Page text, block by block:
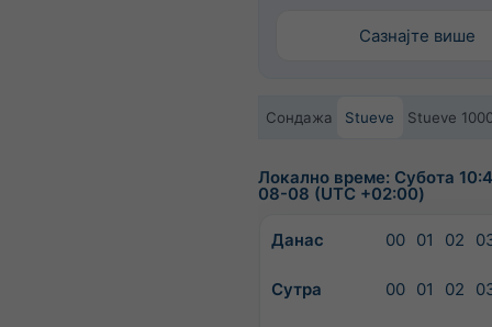
Сазнајте више
Сондажа Stueve Stueve
Локално време: Субота
08-08 (UTC +02:00)
Данас 00 01 02
Сутра 00 01 02